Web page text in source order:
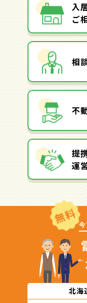
入
ご
相
不
提
運
無料
北海